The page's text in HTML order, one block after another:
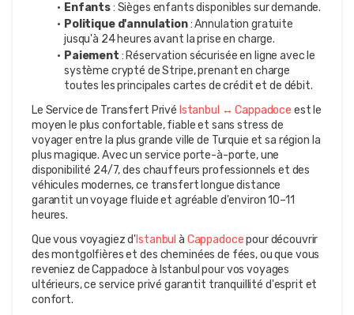
Enfants : Sièges enfants disponibles sur demande.
Politique d'annulation : Annulation gratuite
jusqu'à 24 heures avant la prise en charge.
Paiement : Réservation sécurisée en ligne avec le
système crypté de Stripe, prenant en charge
toutes les principales cartes de crédit et de débit.
Le Service de Transfert Privé Istanbul ↔ Cappadoce est le
moyen le plus confortable, fiable et sans stress de
voyager entre la plus grande ville de Turquie et sa région la
plus magique. Avec un service porte-à-porte, une
disponibilité 24/7, des chauffeurs professionnels et des
véhicules modernes, ce transfert longue distance
garantit un voyage fluide et agréable d'environ 10–11
heures.
Que vous voyagiez d'Istanbul à Cappadoce pour découvrir
des montgolfières et des cheminées de fées, ou que vous
reveniez de Cappadoce à Istanbul pour vos voyages
ultérieurs, ce service privé garantit tranquillité d'esprit et
confort.